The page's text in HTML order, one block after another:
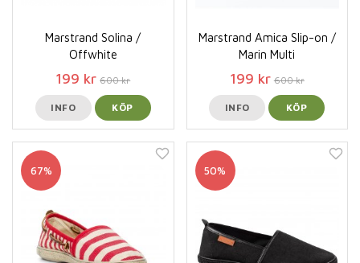
Marstrand Solina /
Offwhite
199 kr 600 kr
INFO KÖP
Marstrand Amica Slip-on /
Marin Multi
199 kr 600 kr
INFO KÖP
67% 50%